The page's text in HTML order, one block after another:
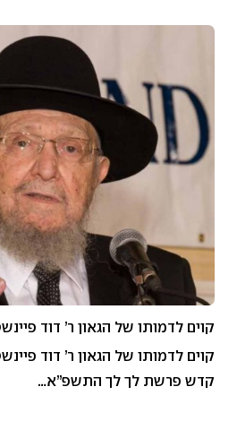
קוים לדמותו של הגאון ר’ דוד
קוים לדמותו של הגאון ר’ דוד
קדש פרשת לך לך התשפ”א…